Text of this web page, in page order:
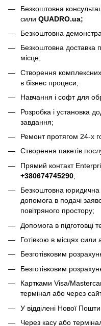
Безкоштовна
сили QUADRO.ua;
Безкоштовна
Безкоштовна доставка
місце;
Створення комплексних
в бізнес процеси;
Навчання і софт для
Розробка і установка
завдання;
Ремонт протягом 24-х
Створення пакетів
Прямий контакт
+380674745290;
Безкоштовна юридична
допомога в подачі
повітряного простору;
Допомога в підготовці
Готівкою в місцях сили
Безготівковим
Безготівковим
Картками Visa/
термінал або через
У відділені Нової
Через касу або